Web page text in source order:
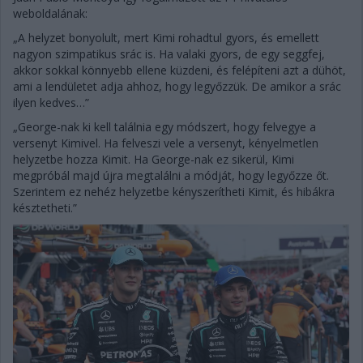
weboldalának:
„A helyzet bonyolult, mert Kimi rohadtul gyors, és emellett
nagyon szimpatikus srác is. Ha valaki gyors, de egy seggfej,
akkor sokkal könnyebb ellene küzdeni, és felépíteni azt a dühöt,
ami a lendületet adja ahhoz, hogy legyőzzük. De amikor a srác
ilyen kedves…”
„George-nak ki kell találnia egy módszert, hogy felvegye a
versenyt Kimivel. Ha felveszi vele a versenyt, kényelmetlen
helyzetbe hozza Kimit. Ha George-nak ez sikerül, Kimi
megpróbál majd újra megtalálni a módját, hogy legyőzze őt.
Szerintem ez nehéz helyzetbe kényszerítheti Kimit, és hibákra
késztetheti.”